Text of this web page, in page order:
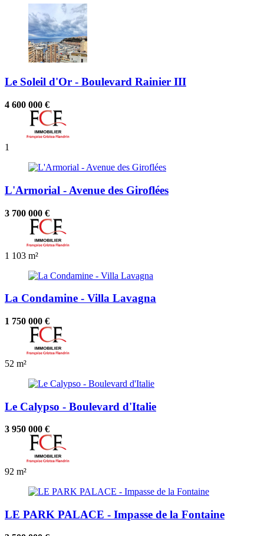
Le Soleil d'Or - Boulevard Rainier III
4 600 000 €
1
L'Armorial - Avenue des Giroflées
3 700 000 €
1 103 m²
La Condamine - Villa Lavagna
1 750 000 €
52 m²
Le Calypso - Boulevard d'Italie
3 950 000 €
92 m²
LE PARK PALACE - Impasse de la Fontaine